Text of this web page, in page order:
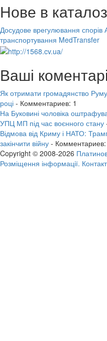
Нове в
Досудове врегулювання спорів
транспортування MedTransfer
Ваші коментарі
Як отримати громадянство
році - Комментариев: 1
На Буковині чоловіка
УПЦ МП під час воєнного стану
Відмова від Криму і НАТО:
закінчити війну - Комментариев:
Copyright © 2008-2026
Розміщення інформації.